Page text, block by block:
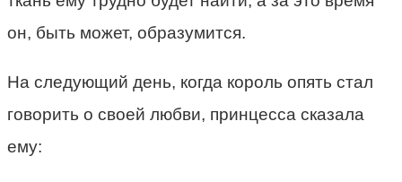
он, быть может, образумится.
На следующий день, когда король опять стал
говорить о своей любви, принцесса сказала
ему: